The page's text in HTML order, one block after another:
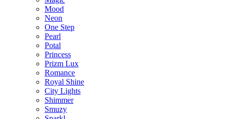
Mood
Neon
One Step
Pearl
Potal
Princess
Prizm Lux
Romance
Royal Shine
City Lights
Shimmer
Smuzy